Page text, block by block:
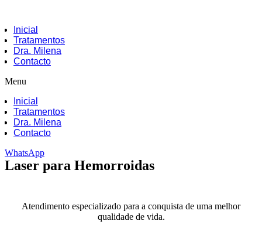
Inicial
Tratamentos
Dra. Milena
Contacto
Menu
Inicial
Tratamentos
Dra. Milena
Contacto
WhatsApp
Laser para Hemorroidas
Atendimento especializado para a conquista de uma melhor
qualidade de vida.